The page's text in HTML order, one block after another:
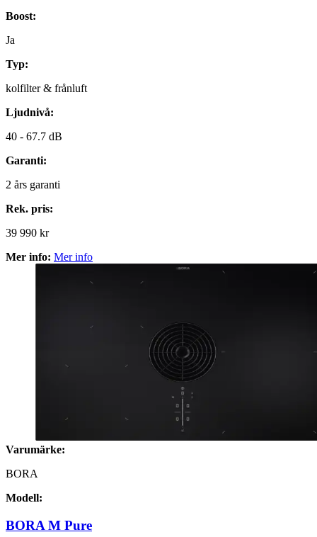
Boost:
Ja
Typ:
kolfilter & frånluft
Ljudnivå:
40 - 67.7 dB
Garanti:
2 års garanti
Rek. pris:
39 990 kr
Mer info: Mer info
Varumärke:
BORA
Modell:
BORA M Pure